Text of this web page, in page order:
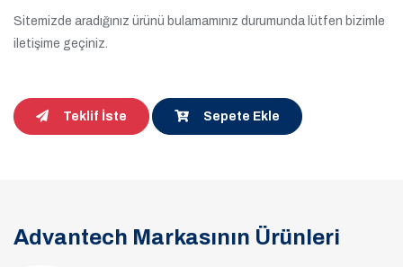
Sitemizde aradığınız ürünü bulamamınız durumunda lütfen bizimle
iletişime geçiniz.
Teklif İste Sepete Ekle
Advantech Markasının Ürünleri